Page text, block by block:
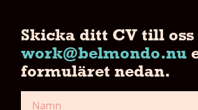
Skicka ditt CV till oss
work@belmondo.nu
formuläret nedan.